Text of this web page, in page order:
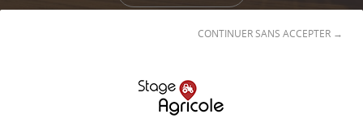
CONTINUER SANS ACCEPTER →